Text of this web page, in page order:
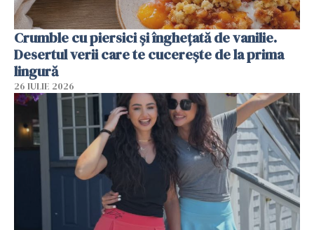
Crumble cu piersici și înghețată de vanilie.
Desertul verii care te cucerește de la prima
lingură
26 IULIE 2026